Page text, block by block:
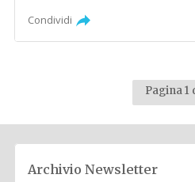
Condividi
Pagina 1
Archivio Newsletter